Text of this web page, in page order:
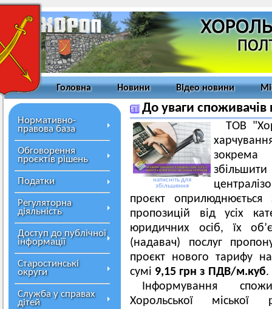
Головна Новини Відео новини
Нормативно-
правова база
Обговорення
проєктів рішень
Податки
Регуляторна
діяльність
Доступ до публічної
інформації
Старостинські
округи
Служба у справах
дітей
До уваги споживачів
натисніть для
збільшення
ТОВ
зокрема
проєкт
пропозицій від усіх
юридичних осіб, їх
(надавач) послуг
проєкт нового тарифу
сумі 9,15 грн з ПДВ/м.куб.
Інформування
Хорольської